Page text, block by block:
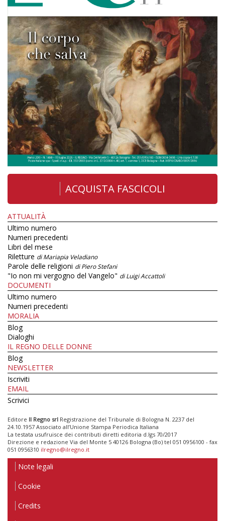
ACQUISTA FASCICOLI
ATTUALITÀ
Ultimo numero
Numeri precedenti
Libri del mese
Riletture di Mariapia Veladiano
Parole delle religioni di Piero Stefani
"Io non mi vergogno del Vangelo" di Luigi Accattoli
DOCUMENTI
Ultimo numero
Numeri precedenti
MORALIA
Blog
Dialoghi
IL REGNO DELLE DONNE
Blog
NEWSLETTER
Iscriviti
EMAIL
Scrivici
Editore Il Regno srl Registrazione del Tribunale di Bologna N. 2237 del
24.10.1957 Associato all’Unione Stampa Periodica Italiana
La testata usufruisce dei contributi diretti editoria d.lgs 70/2017
Direzione e redazione Via del Monte 5 40126 Bologna (Bo) tel 051 0956100 - fax
051 0956310 ilregno@ilregno.it
Note legali
Cookie
Credits